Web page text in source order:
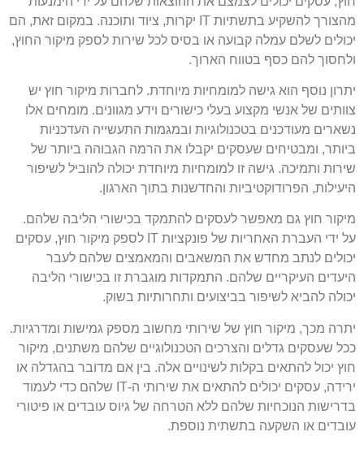
מהצורך להשקיע בתשתיות IT יקרות, ציוד ותוכנה. במקום זאת, הם
יכולים לשלם עמלה קבועה או בסיס לכל שירות לספק מיקור החוץ,
ולחסוך להם כסף בטווח הארוך.
יתרון נוסף הוא גישה למומחיות מיוחדת. לחברות מיקור חוץ יש
צוותים של אנשי מקצוע בעלי כישורים וידע מגוונים. מומחים אלו
נשארים מעודכנים בטכנולוגיות ובמגמות התעשייה העדכניות
ביותר, ומבטיחים שעסקים יקבלו את הרמה הגבוהה ביותר של
שירות ותמיכה. גישה זו למומחיות מיוחדת יכולה להוביל לשיפור
היעילות, הפרודוקטיביות והחדשנות בתוך הארגון.
מיקור חוץ גם מאפשר לעסקים להתמקד בכישורי הליבה שלהם.
על ידי העברת האחריות של פונקציות IT לספק מיקור חוץ, עסקים
יכולים לנתב מחדש את המשאבים והמאמצים שלהם לעבר
היעדים העיקריים שלהם. התמקדות מוגברת זו בכישורי הליבה
יכולה להביא לשיפור בביצועים ותחרותיות בשוק.
יתרה מכך, מיקור חוץ של שירותי מחשוב מספק גמישות ומדרגיות.
ככל שעסקים גדלים והצרכים הטכנולוגיים שלהם משתנים, מיקור
חוץ יכול להתאים בקלות לשינויים אלה. בין אם מדובר בהגדלה או
ירידה, עסקים יכולים להתאים את שירותי ה-IT שלהם כדי לעמוד
בדרישות הנוכחיות שלהם ללא הטרחה של גיוס עובדים או פיטורי
עובדים או השקעה בתשתית נוספת.